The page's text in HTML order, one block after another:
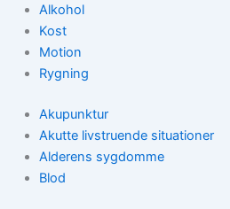
Alkohol
Kost
Motion
Rygning
Akupunktur
Akutte livstruende situationer
Alderens sygdomme
Blod